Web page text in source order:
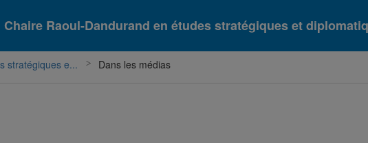
Chaire Raoul-Dandurand en études stratégiques et
stratégiques e... Dans les médias